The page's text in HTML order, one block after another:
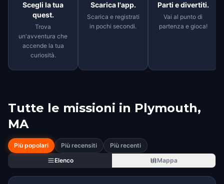
Scegli la tua
quest.
Trova
un'avventura che
accende la tua
curiosità.
Scarica l'app.
Scarica e registrati
in pochi secondi.
Parti e divertiti.
Vai al punto di
partenza e gioca!
Tutte le missioni in Plymouth,
MA
Più popolari Più recensiti
Più recenti
Elenco
Mappa